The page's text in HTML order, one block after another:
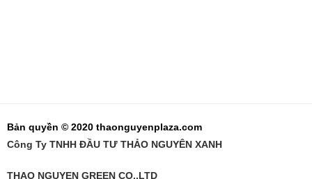
Bản quyền © 2020 thaonguyenplaza.com
Công Ty TNHH ĐẦU TƯ THẢO NGUYÊN XANH
THAO NGUYEN GREEN CO.,LTD